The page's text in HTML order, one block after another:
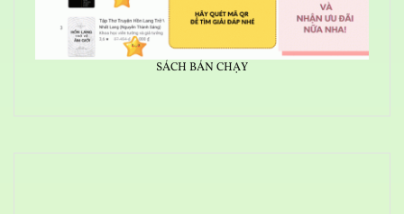
SÁCH BÁN CHẠY